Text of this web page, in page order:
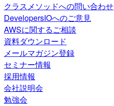
クラスメソッドへの問い合わせ
DevelopersIOへのご意見
AWSに関するご相談
資料ダウンロード
メールマガジン登録
セミナー情報
採用情報
会社説明会
勉強会